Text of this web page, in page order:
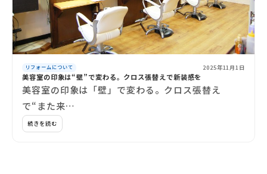
リフォームについて 2025年11月1日
美容室の印象は“壁”で変わる。クロス張替えで新装感を
美容室の印象は「壁」で変わる。クロス張替え
で“また来…
続きを読む